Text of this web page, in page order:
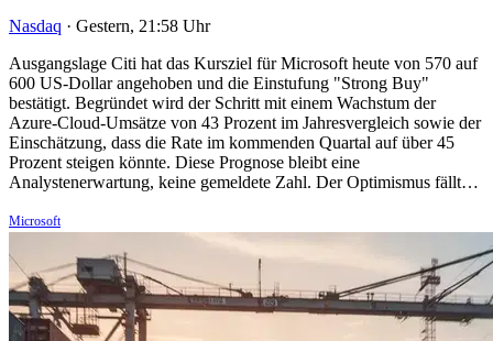
Nasdaq · Gestern, 21:58 Uhr
Ausgangslage Citi hat das Kursziel für Microsoft heute von 570 auf
600 US-Dollar angehoben und die Einstufung "Strong Buy"
bestätigt. Begründet wird der Schritt mit einem Wachstum der
Azure-Cloud-Umsätze von 43 Prozent im Jahresvergleich sowie der
Einschätzung, dass die Rate im kommenden Quartal auf über 45
Prozent steigen könnte. Diese Prognose bleibt eine
Analystenerwartung, keine gemeldete Zahl. Der Optimismus fällt…
Microsoft